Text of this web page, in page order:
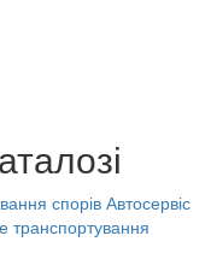
спорівАвтосервіс
транспортування